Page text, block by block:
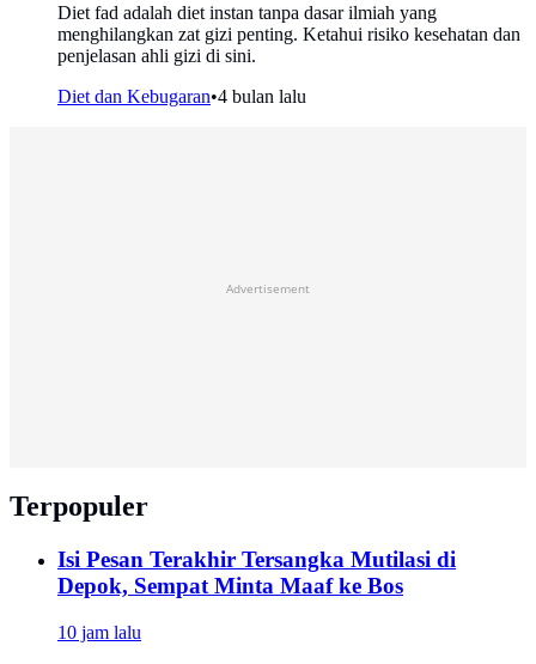
Diet fad adalah diet instan tanpa dasar ilmiah yang
menghilangkan zat gizi penting. Ketahui risiko kesehatan dan
penjelasan ahli gizi di sini.
Diet dan Kebugaran•4 bulan lalu
Advertisement
Terpopuler
Isi Pesan Terakhir Tersangka Mutilasi di
Depok, Sempat Minta Maaf ke Bos
10 jam lalu